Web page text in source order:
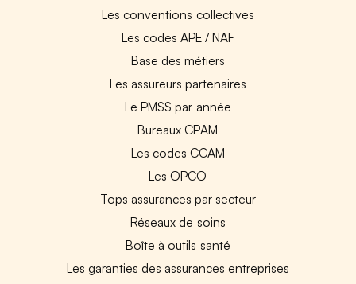
Les conventions collectives
Les codes APE / NAF
Base des métiers
Les assureurs partenaires
Le PMSS par année
Bureaux CPAM
Les codes CCAM
Les OPCO
Tops assurances par secteur
Réseaux de soins
Boîte à outils santé
Les garanties des assurances entreprises